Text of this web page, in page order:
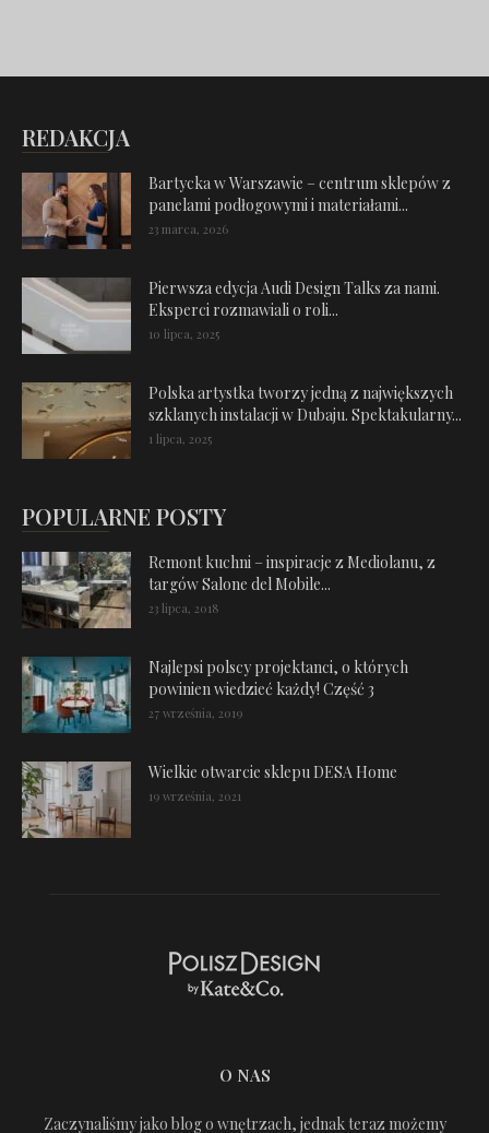
REDAKCJA
Bartycka w Warszawie – centrum sklepów z
panelami podłogowymi i materiałami...
23 marca, 2026
Pierwsza edycja Audi Design Talks za nami.
Eksperci rozmawiali o roli...
10 lipca, 2025
Polska artystka tworzy jedną z największych
szklanych instalacji w Dubaju. Spektakularny...
1 lipca, 2025
POPULARNE POSTY
Remont kuchni – inspiracje z Mediolanu, z
targów Salone del Mobile...
23 lipca, 2018
Najlepsi polscy projektanci, o których
powinien wiedzieć każdy! Część 3
27 września, 2019
Wielkie otwarcie sklepu DESA Home
19 września, 2021
O NAS
Zaczynaliśmy jako blog o wnętrzach, jednak teraz możemy